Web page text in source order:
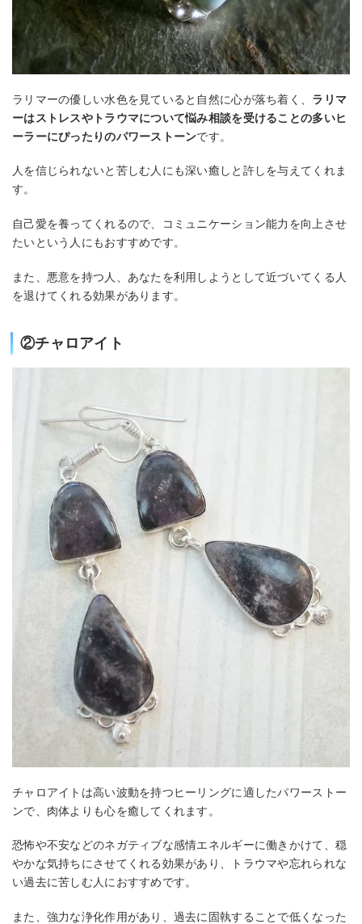
ラリマーの優しい水色を見ていると自然に心が落ち着く、 ラリマ
ーはストレスやトラウマについて悩み相談を受けることの多いヒ
ーラーにぴったりのパワーストーンです。
人を信じられないと苦しむ人にも深い癒しと許しを与えてくれま
す。
自己愛を養ってくれるので、コミュニケーション能力を向上させ
たいという人にもおすすめです。
また、悪意を持つ人、あなたを利用しようとして近づいてくる人
を退けてくれる効果があります。
②チャロアイト
チャロアイトは高い波動を持つヒーリングに適したパワーストー
ンで、肉体よりも心を癒してくれます。
恐怖や不安などのネガティブな感情エネルギーに働きかけて、穏
やかな気持ちにさせてくれる効果があり、トラウマや忘れられな
い過去に苦しむ人におすすめです。
また、強力な浄化作用があり、過去に固執することで低くなった